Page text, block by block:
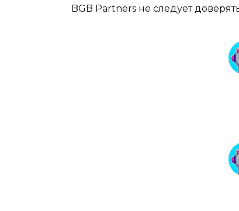
BGB Partners не следует